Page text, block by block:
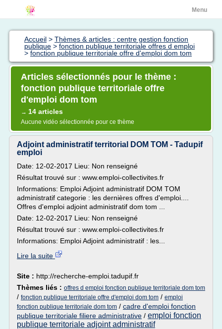
Menu
Accueil > Thèmes & articles : centre gestion fonction
publique > fonction publique territoriale offres d emploi
> fonction publique territoriale offre d'emploi dom tom
Articles sélectionnés pour le thème :
fonction publique territoriale offre
d'emploi dom tom
→ 14 articles
Aucune vidéo sélectionnée pour ce thème
Adjoint administratif territorial DOM TOM - Tadupif
emploi
Date: 12-02-2017 Lieu: Non renseigné
Résultat trouvé sur : www.emploi-collectivites.fr
Informations: Emploi Adjoint administratif DOM TOM
administratif categorie : les dernières offres d'emploi....
Offres d'emploi adjoint administratif dom tom ...
Date: 12-02-2017 Lieu: Non renseigné
Résultat trouvé sur : www.emploi-collectivites.fr
Informations: Emploi Adjoint administratif : les...
Lire la suite
Site : http://recherche-emploi.tadupif.fr
Thèmes liés : offres d emploi fonction publique territoriale dom tom
/ fonction publique territoriale offre d'emploi dom tom / emploi
fonction publique territoriale dom tom / cadre d'emploi fonction
publique territoriale filiere administrative / emploi fonction
publique territoriale adjoint administratif